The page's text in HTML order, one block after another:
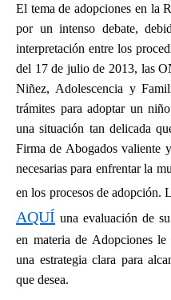
El tema de adopciones en la
por un intenso debate,
interpretación entre los
del 17 de julio de 2013, las
Niñez, Adolescencia y
trámites para adoptar un
una situación tan delicada
Firma de Abogados valiente
necesarias para enfrentar la
en los procesos de adopción.
AQUÍ una evaluación de
en materia de Adopciones
una estrategia clara para
que desea.